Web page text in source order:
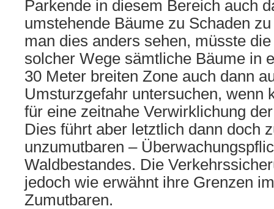
Parkende in diesem Bereich auch
umstehende Bäume zu Schaden
man dies anders sehen, müsste
solcher Wege sämtliche Bäume in
30 Meter breiten Zone auch dann
Umsturzgefahr untersuchen, wenn
für eine zeitnahe Verwirklichung
Dies führt aber letztlich dann doch
unzumutbaren –
Waldbestandes. Die
jedoch wie erwähnt ihre Grenzen
Zumutbaren.